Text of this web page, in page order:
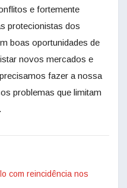
e fortemente
protecionistas dos
boas oportunidades de
novos mercados e
fazer a nossa
problemas que limitam
com reincidência nos